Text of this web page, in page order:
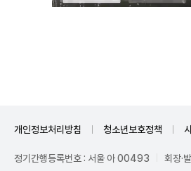
개인정보처리방침 청소년보호정책
정기간행등록번호 : 서울 아 00493
회장·